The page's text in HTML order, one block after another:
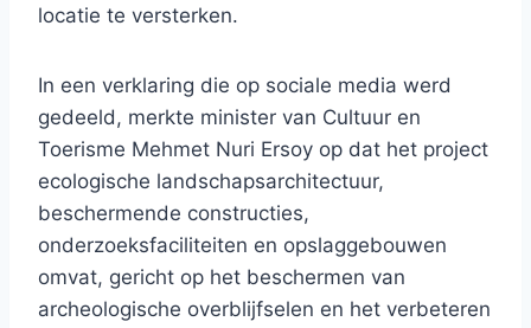
locatie te versterken.
In een verklaring die op sociale media werd
gedeeld, merkte minister van Cultuur en
Toerisme Mehmet Nuri Ersoy op dat het project
ecologische landschapsarchitectuur,
beschermende constructies,
onderzoeksfaciliteiten en opslaggebouwen
omvat, gericht op het beschermen van
archeologische overblijfselen en het verbeteren